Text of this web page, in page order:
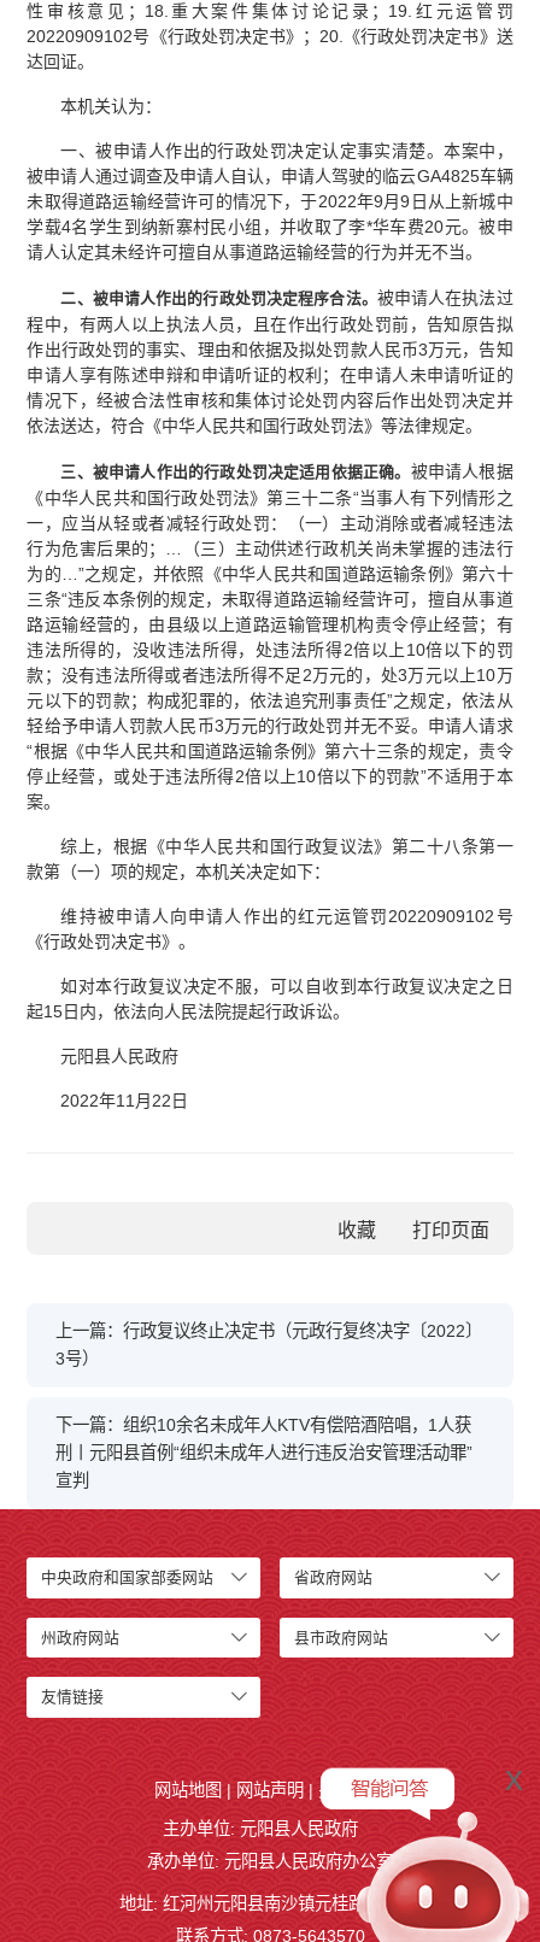
性审核意见；18.重大案件集体讨论记录；19.红元运管罚
20220909102号《行政处罚决定书》；20.《行政处罚决定书》送
达回证。
本机关认为：
一、被申请人作出的行政处罚决定认定事实清楚。本案中，
被申请人通过调查及申请人自认，申请人驾驶的临云GA4825车辆
未取得道路运输经营许可的情况下，于2022年9月9日从上新城中
学载4名学生到纳新寨村民小组，并收取了李*华车费20元。被申
请人认定其未经许可擅自从事道路运输经营的行为并无不当。
二、被申请人作出的行政处罚决定程序合法。 被申请人在执法过
程中，有两人以上执法人员，且在作出行政处罚前，告知原告拟
作出行政处罚的事实、理由和依据及拟处罚款人民币3万元，告知
申请人享有陈述申辩和申请听证的权利；在申请人未申请听证的
情况下，经被合法性审核和集体讨论处罚内容后作出处罚决定并
依法送达，符合《中华人民共和国行政处罚法》等法律规定。
三、被申请人作出的行政处罚决定适用依据正确。 被申请人根据
《中华人民共和国行政处罚法》第三十二条“当事人有下列情形之
一，应当从轻或者减轻行政处罚：（一）主动消除或者减轻违法
行为危害后果的；…（三）主动供述行政机关尚未掌握的违法行
为的…”之规定，并依照《中华人民共和国道路运输条例》第六十
三条“违反本条例的规定，未取得道路运输经营许可，擅自从事道
路运输经营的，由县级以上道路运输管理机构责令停止经营；有
违法所得的，没收违法所得，处违法所得2倍以上10倍以下的罚
款；没有违法所得或者违法所得不足2万元的，处3万元以上10万
元以下的罚款；构成犯罪的，依法追究刑事责任”之规定，依法从
轻给予申请人罚款人民币3万元的行政处罚并无不妥。申请人请求
“根据《中华人民共和国道路运输条例》第六十三条的规定，责令
停止经营，或处于违法所得2倍以上10倍以下的罚款”不适用于本
案。
综上，根据《中华人民共和国行政复议法》第二十八条第一
款第（一）项的规定，本机关决定如下：
维持被申请人向申请人作出的红元运管罚20220909102号
《行政处罚决定书》。
如对本行政复议决定不服，可以自收到本行政复议决定之日
起15日内，依法向人民法院提起行政诉讼。
元阳县人民政府
2022年11月22日
收藏
上一篇：行政复议终止决定书（元政行复终决字〔2022〕
3号）
下一篇：组织10余名未成年人KTV有偿陪酒陪唱，1人获
刑丨元阳县首例“组织未成年人进行违反治安管理活动罪”
宣判
中央政府和国家部委网站 省政府网站
州政府网站 县市政府网站
友情链接
x
网站地图 | 网站声明 | 关于我们
主办单位: 元阳县人民政府
承办单位: 元阳县人民政府办公室
地址: 红河州元阳县南沙镇元桂路12号
联系方式: 0873-5643570